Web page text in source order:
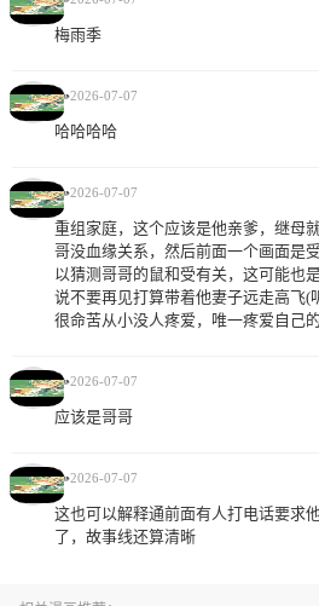
梅雨季
🥳2026-07-07
哈哈哈哈
🥳2026-07-07
重组家庭，这个应该是他亲爹，继母
哥没血缘关系，然后前面一个画面是
以猜测哥哥的鼠和受有关，这可能也
说不要再见打算带着他妻子远走高飞(
很命苦从小没人疼爱，唯一疼爱自己
🥳2026-07-07
应该是哥哥
🥳2026-07-07
这也可以解释通前面有人打电话要求
了，故事线还算清晰